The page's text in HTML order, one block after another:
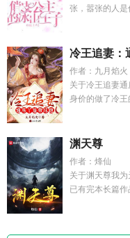
张，嚣张的人
冷王追妻：
作者：九月焰火
关于冷王追妻
身价的做了冷
渊天尊
作者：烽仙
关于渊天尊我
已有完本长篇作